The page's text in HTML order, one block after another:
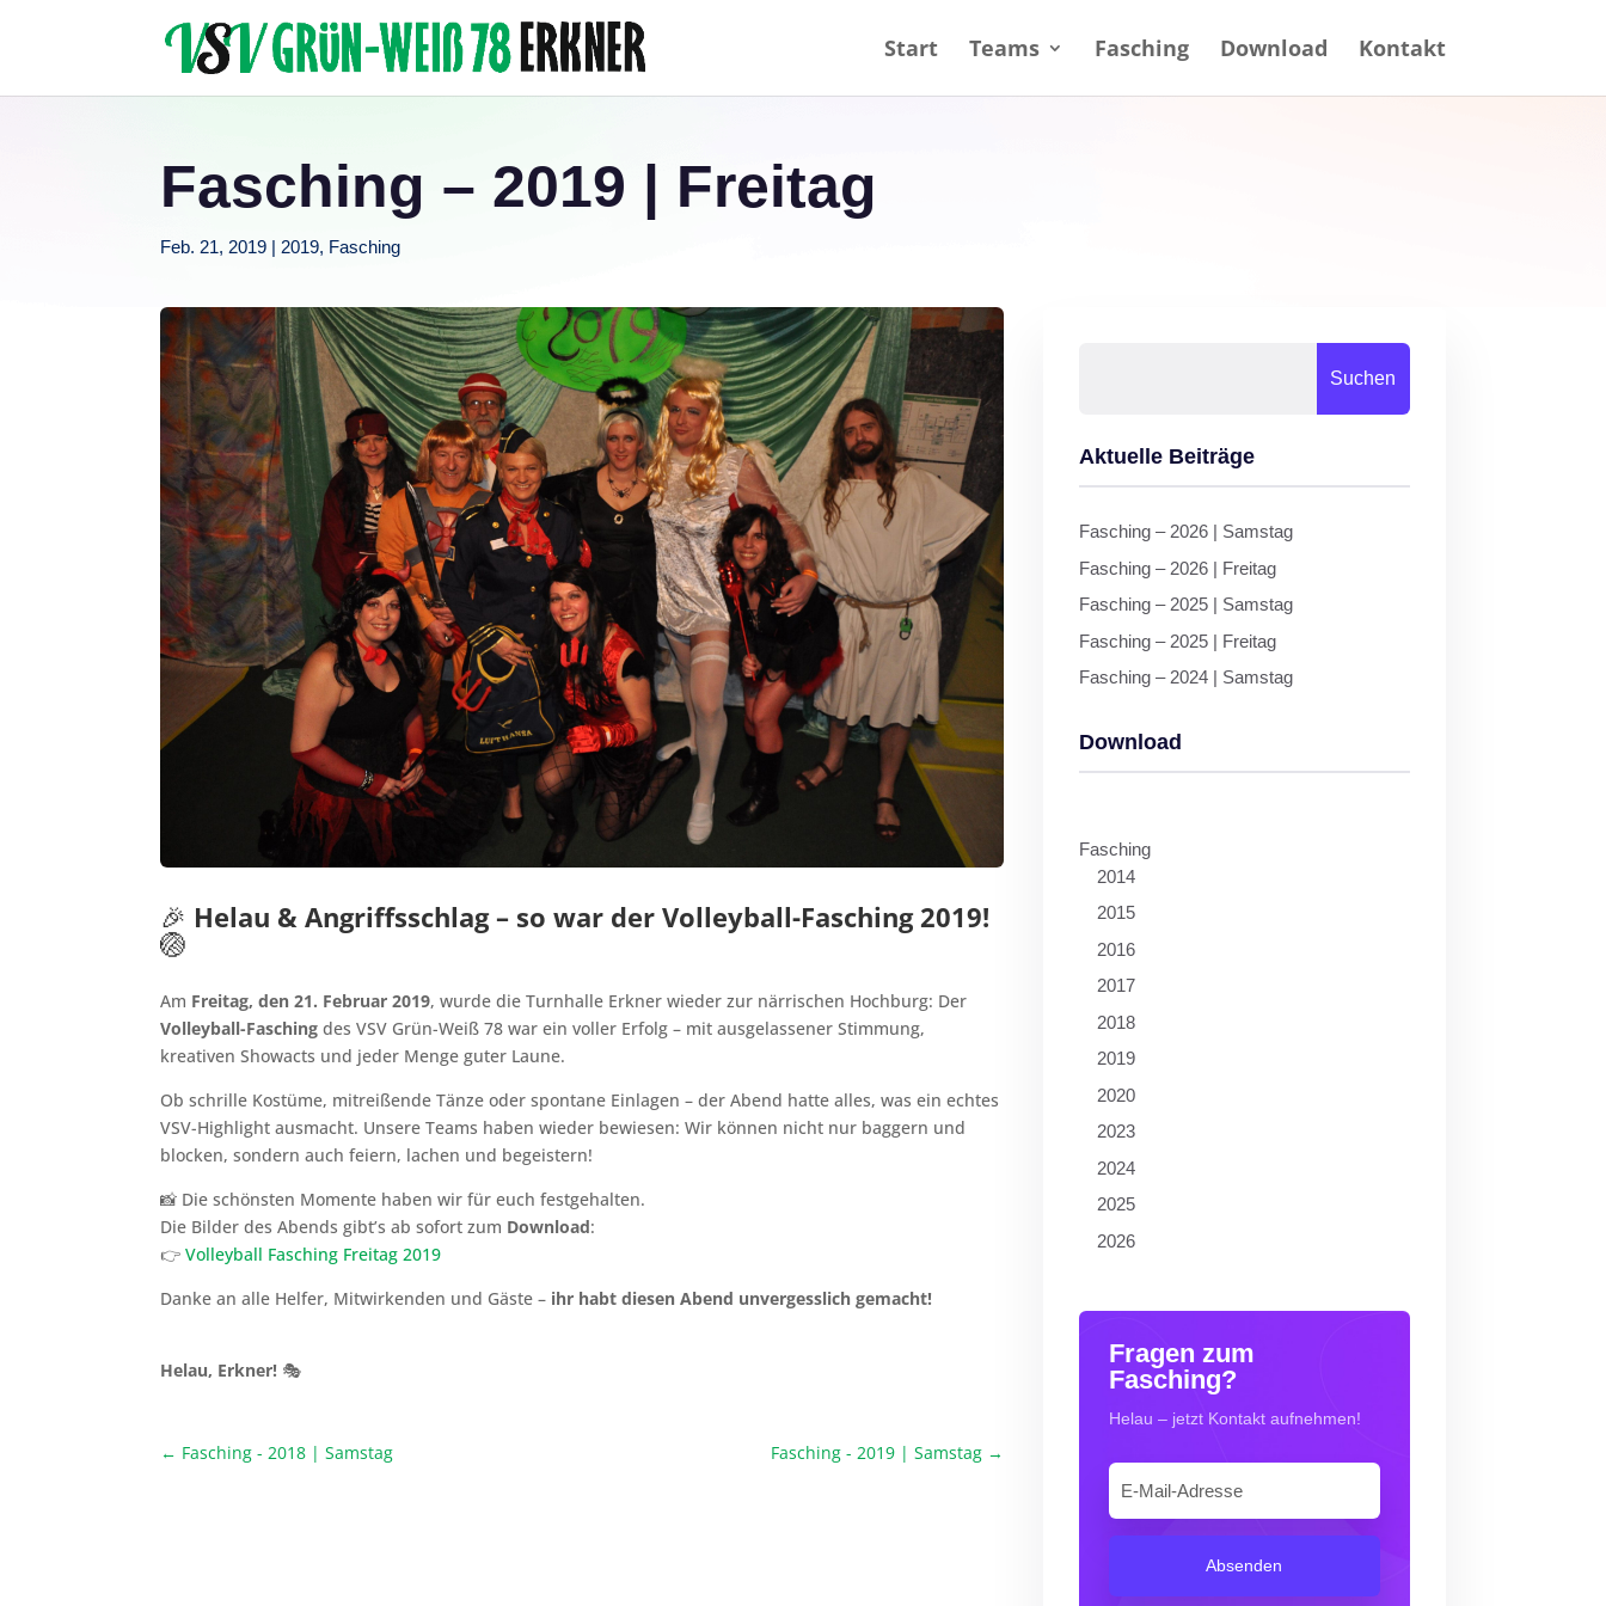
Start Teams Fasching Download Kontakt
Fasching – 2019 | Freitag
Feb. 21, 2019 | 2019, Fasching
🎉 Helau & Angriffsschlag – so war der Volleyball-Fasching 2019!
🏐
Am Freitag, den 21. Februar 2019, wurde die Turnhalle Erkner wieder zur närrischen Hochburg: Der
Volleyball-Fasching des VSV Grün-Weiß 78 war ein voller Erfolg – mit ausgelassener Stimmung,
kreativen Showacts und jeder Menge guter Laune.
Ob schrille Kostüme, mitreißende Tänze oder spontane Einlagen – der Abend hatte alles, was ein echtes
VSV-Highlight ausmacht. Unsere Teams haben wieder bewiesen: Wir können nicht nur baggern und
blocken, sondern auch feiern, lachen und begeistern!
📸 Die schönsten Momente haben wir für euch festgehalten.
Die Bilder des Abends gibt’s ab sofort zum Download:
👉Volleyball Fasching Freitag 2019
Danke an alle Helfer, Mitwirkenden und Gäste – ihr habt diesen Abend unvergesslich gemacht!
Helau, Erkner! 🎭
← Fasching - 2018 | Samstag Fasching - 2019 | Samstag →
Suchen
Aktuelle Beiträge
Fasching – 2026 | Samstag
Fasching – 2026 | Freitag
Fasching – 2025 | Samstag
Fasching – 2025 | Freitag
Fasching – 2024 | Samstag
Download
Fasching
2014
2015
2016
2017
2018
2019
2020
2023
2024
2025
2026
Fragen zum
Fasching?
Helau – jetzt Kontakt aufnehmen!
Absenden